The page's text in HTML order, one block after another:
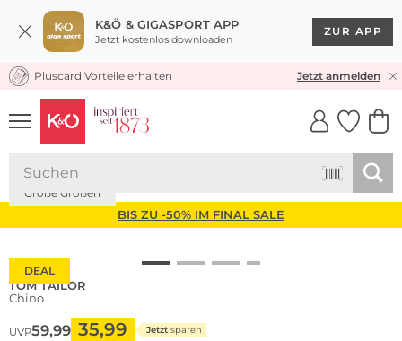
K&Ö & GIGASPORT APP
Jetzt kostenlos downloaden
ZUR APP
KOSTENLOSER VERSAND* & RÜCKVERSAND
Pluscard Vorteile erhalten Jetzt anmelden
UNSERE APP
CLICK &
BIS ZU -50% IM FINAL SALE
DEAL
Große Größen
TOM TAILOR
Chino
UVP59,99 35,99 Jetzt sparen